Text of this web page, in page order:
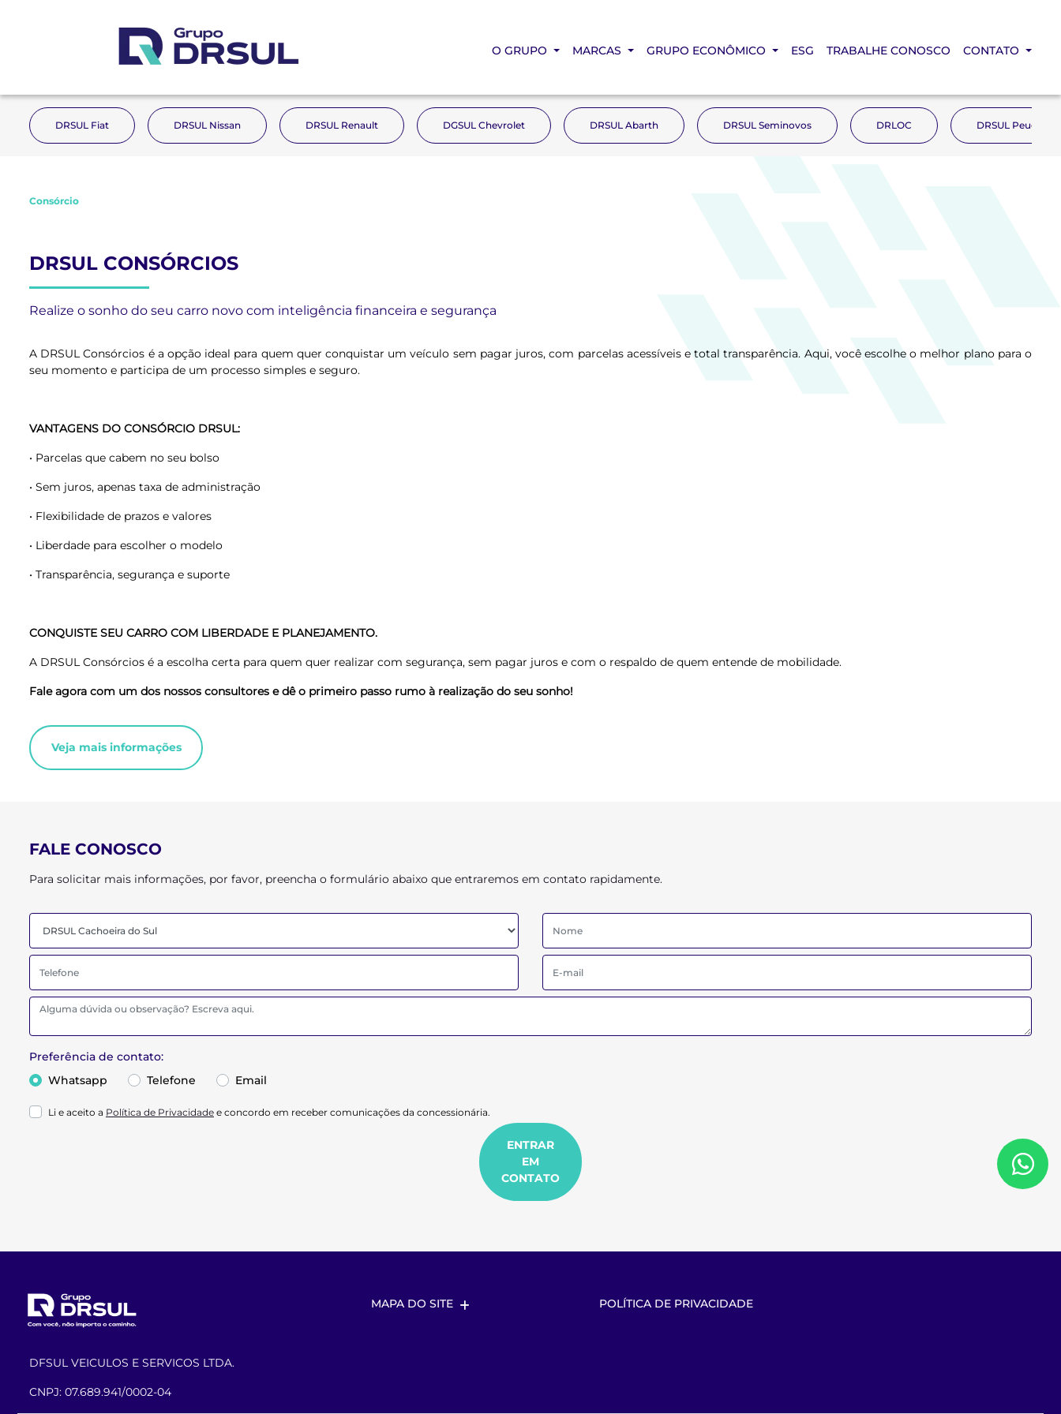
O GRUPO MARCAS GRUPO ECONÔMICO ESG TRABALHE CONOSCO CONTATO
DRSUL Fiat DRSUL Nissan DRSUL Renault DGSUL Chevrolet DRSUL Abarth DRSUL Seminovos DRLOC DRSUL Peugeot
Consórcio
DRSUL CONSÓRCIOS
Realize o sonho do seu carro novo com inteligência financeira e segurança
A DRSUL Consórcios é a opção ideal para quem quer conquistar um veículo sem pagar juros, com parcelas acessíveis e total transparência. Aqui, você escolhe o melhor plano para o
seu momento e participa de um processo simples e seguro.
VANTAGENS DO CONSÓRCIO DRSUL:
• Parcelas que cabem no seu bolso
• Sem juros, apenas taxa de administração
• Flexibilidade de prazos e valores
• Liberdade para escolher o modelo
• Transparência, segurança e suporte
CONQUISTE SEU CARRO COM LIBERDADE E PLANEJAMENTO.
A DRSUL Consórcios é a escolha certa para quem quer realizar com segurança, sem pagar juros e com o respaldo de quem entende de mobilidade.
Fale agora com um dos nossos consultores e dê o primeiro passo rumo à realização do seu sonho!
Veja mais informações
FALE CONOSCO
Para solicitar mais informações, por favor, preencha o formulário abaixo que entraremos em contato rapidamente.
Preferência de contato:
Whatsapp
Telefone Email
Li e aceito a Política de Privacidade e concordo em receber comunicações da concessionária.
ENTRAR
EM
CONTATO
MAPA DO SITE POLÍTICA DE PRIVACIDADE
DFSUL VEICULOS E SERVICOS LTDA.
CNPJ: 07.689.941/0002-04